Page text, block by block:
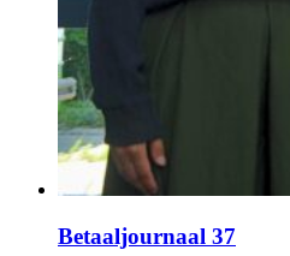
Betaaljournaal 37